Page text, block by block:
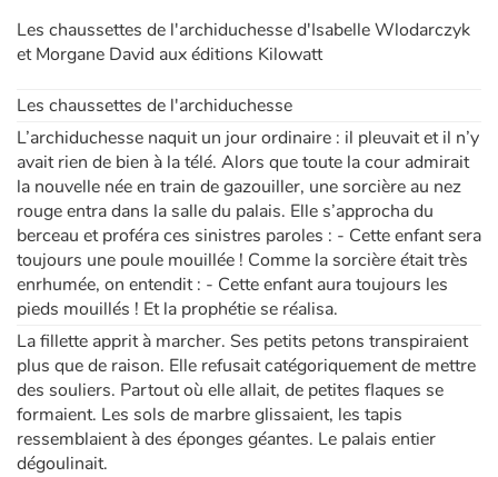
Les chaussettes de l'archiduchesse d'Isabelle Wlodarczyk
et Morgane David aux éditions Kilowatt
Les chaussettes de l'archiduchesse
L’archiduchesse naquit un jour ordinaire : il pleuvait et il n’y
avait rien de bien à la télé. Alors que toute la cour admirait
la nouvelle née en train de gazouiller, une sorcière au nez
rouge entra dans la salle du palais. Elle s’approcha du
berceau et proféra ces sinistres paroles : - Cette enfant sera
toujours une poule mouillée ! Comme la sorcière était très
enrhumée, on entendit : - Cette enfant aura toujours les
pieds mouillés ! Et la prophétie se réalisa.
La fillette apprit à marcher. Ses petits petons transpiraient
plus que de raison. Elle refusait catégoriquement de mettre
des souliers. Partout où elle allait, de petites flaques se
formaient. Les sols de marbre glissaient, les tapis
ressemblaient à des éponges géantes. Le palais entier
dégoulinait.